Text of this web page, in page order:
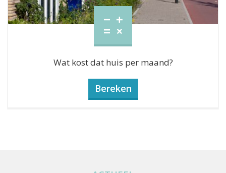
Wat kost dat huis per maand?
Bereken